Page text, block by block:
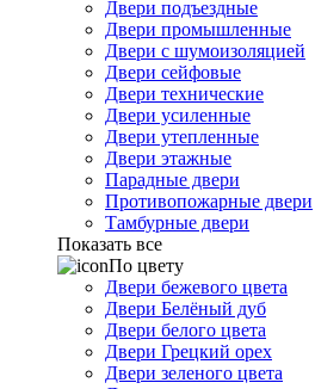
Двери подъездные
Двери промышленные
Двери с шумоизоляцией
Двери сейфовые
Двери технические
Двери усиленные
Двери утепленные
Двери этажные
Парадные двери
Противопожарные двери
Тамбурные двери
Показать все
По цвету
Двери бежевого цвета
Двери Белёный дуб
Двери белого цвета
Двери Грецкий орех
Двери зеленого цвета